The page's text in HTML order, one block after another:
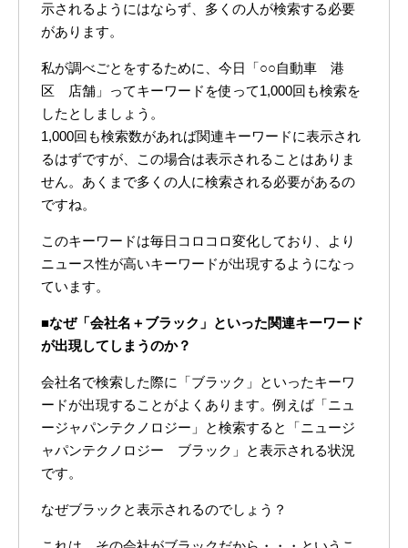
示されるようにはならず、多くの人が検索する必要
があります。
私が調べごとをするために、今日「○○自動車 港
区 店舗」ってキーワードを使って1,000回も検索を
したとしましょう。
1,000回も検索数があれば関連キーワードに表示され
るはずですが、この場合は表示されることはありま
せん。あくまで多くの人に検索される必要があるの
ですね。
このキーワードは毎日コロコロ変化しており、より
ニュース性が高いキーワードが出現するようになっ
ています。
■なぜ「会社名＋ブラック」といった関連キーワード
が出現してしまうのか？
会社名で検索した際に「ブラック」といったキーワ
ードが出現することがよくあります。例えば「ニュ
ージャパンテクノロジー」と検索すると「ニュージ
ャパンテクノロジー ブラック」と表示される状況
です。
なぜブラックと表示されるのでしょう？